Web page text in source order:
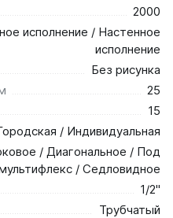
2000
исполнение / Настенное
исполнение
Без рисунка
25
15
/ Индивидуальная
/ Диагональное / Под
/ Седловидное
1/2"
Трубчатый